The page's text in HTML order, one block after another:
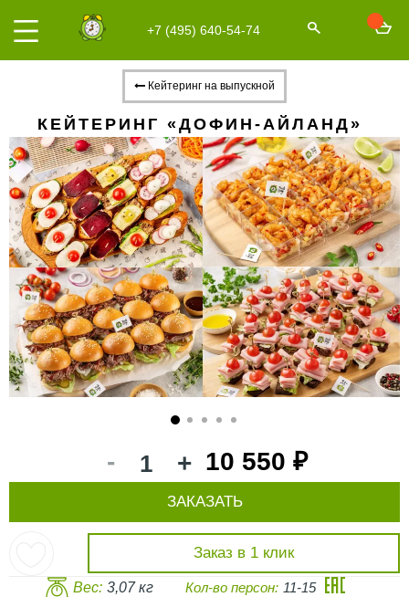
+7 (495) 640-54-74
Кейтеринг на выпускной
КЕЙТЕРИНГ «ДОФИН-АЙЛАНД»
- + 10 550 ₽
Заказ в 1 клик
ЗАКАЗАТЬ
Вес: 3,07 кг Кол-во персон: 11-15